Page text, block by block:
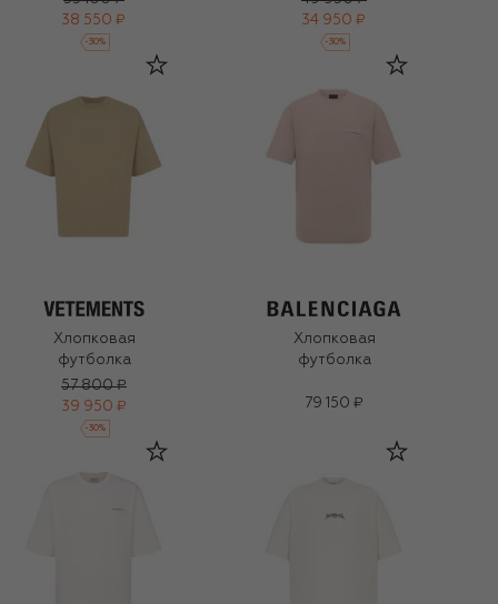
38 550 ₽
-30%
34 950 ₽
-30%
Хлопковая
футболка
57 800 ₽
39 950 ₽
-30%
Хлопковая
футболка
79 150 ₽